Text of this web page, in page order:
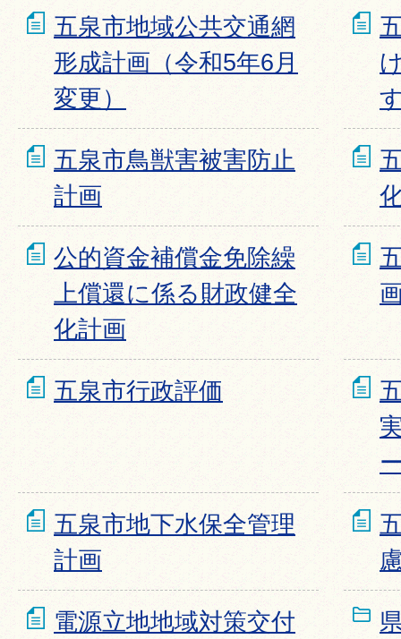
五泉市地域公共交通網
形成計画（令和5年6月
変更）
五泉市鳥獣害被害防止
計画
公的資金補償金免除繰
上償還に係る財政健全
化計画
五泉市行政評価
五泉市地下水保全管理
計画
電源立地地域対策交付